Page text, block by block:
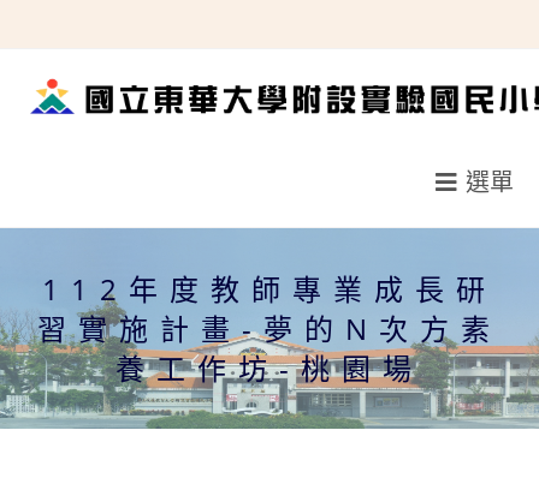
轉
選單
112年度教師專業成長研
習實施計畫-夢的N次方素
養工作坊-桃園場